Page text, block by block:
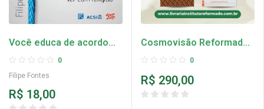
Você educa de acordo
com o que adora – Filipe
Fontes
0
Filipe Fontes
R$ 18,00
Cosmovisão Reformada
5 livros – Cosmovisões
Viveremos + Ascensão e
triunfo do self moderno +
0
R$ 290,00